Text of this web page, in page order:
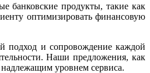
банковские продукты, такие как
оптимизировать финансовую
подход и сопровождение каждой
Наши предложения, как
надлежащим уровнем сервиса.